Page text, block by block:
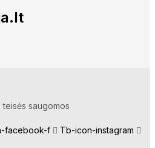
saugomos
facebook-f Tb-icon-instagram